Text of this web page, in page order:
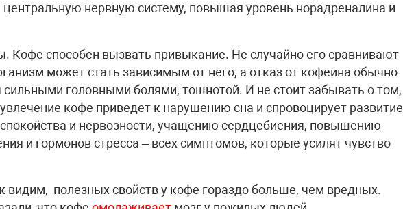
центральную нервную систему, повышая уровень норадреналина и
Кофе способен вызвать привыкание. Не случайно его сравнивают
может стать зависимым от него, а отказ от кофеина обычно
сильными головными болями, тошнотой. И не стоит забывать о том,
кофе приведет к нарушению сна и спровоцирует развитие
и нервозности, учащению сердцебиения, повышению
и гормонов стресса – всех симптомов, которые усилят чувство
видим, полезных свойств у кофе гораздо больше, чем вредных.